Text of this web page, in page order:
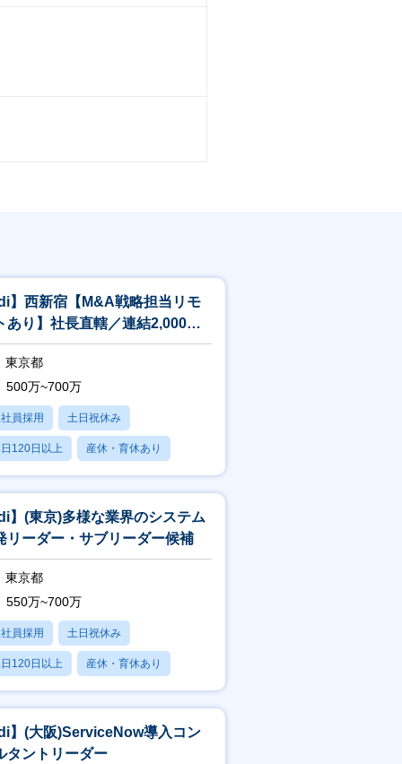
】西新宿【M&A戦略担当リモ
あり】社長直轄／連結2,000人
のSIerを変革する
東京都
500万~700万
員採用 土日祝休み
120日以上 産休・育休あり
業20時間以内
】(東京)多様な業界のシステム
リーダー・サブリーダー候補
東京都
550万~700万
員採用 土日祝休み
120日以上 産休・育休あり
業20時間以内
】(大阪)ServiceNow導入コン
タントリーダー